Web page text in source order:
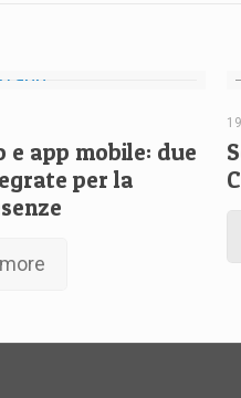
e app mobile: due
per la